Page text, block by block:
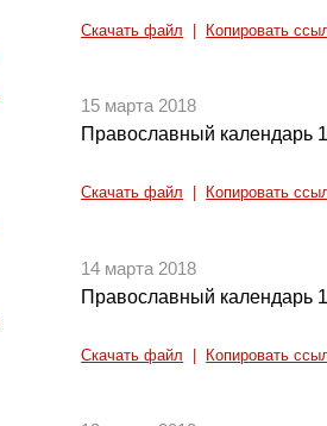
Скачать файл Копировать
15 марта 2018
Православный календарь
Скачать файл Копировать
14 марта 2018
Православный календарь
Скачать файл Копировать